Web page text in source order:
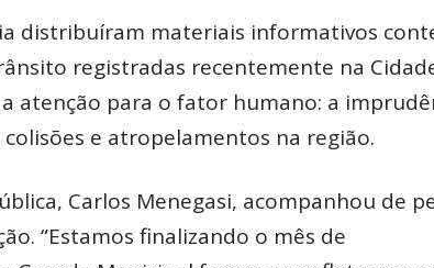
distribuíram materiais informativos
registradas recentemente na
atenção para o fator humano: a
e atropelamentos na região.
Carlos Menegasi, acompanhou de
“Estamos finalizando o mês de